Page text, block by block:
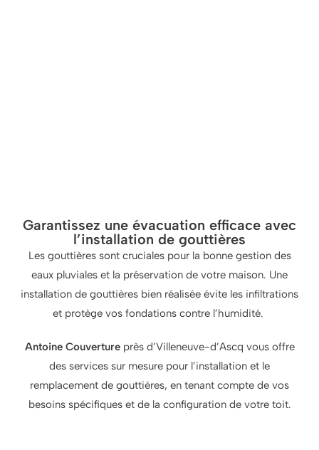
Garantissez une évacuation efficace avec
l’installation de gouttières
Les gouttières sont cruciales pour la bonne gestion des
eaux pluviales et la préservation de votre maison. Une
installation de gouttières bien réalisée évite les infiltrations
et protège vos fondations contre l’humidité.
Antoine Couverture près d’Villeneuve-d’Ascq vous offre
des services sur mesure pour l’installation et le
remplacement de gouttières, en tenant compte de vos
besoins spécifiques et de la configuration de votre toit.